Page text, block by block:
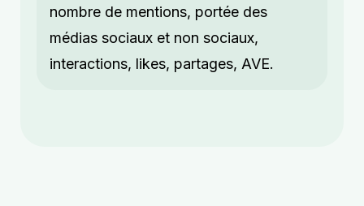
nombre de mentions, portée des
médias sociaux et non sociaux,
interactions, likes, partages, AVE.